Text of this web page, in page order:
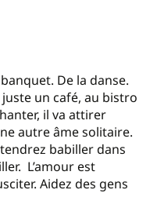
De la danse.
un café, au bistro
il va attirer
autre âme solitaire.
babiller dans
L’amour est
Aidez des gens